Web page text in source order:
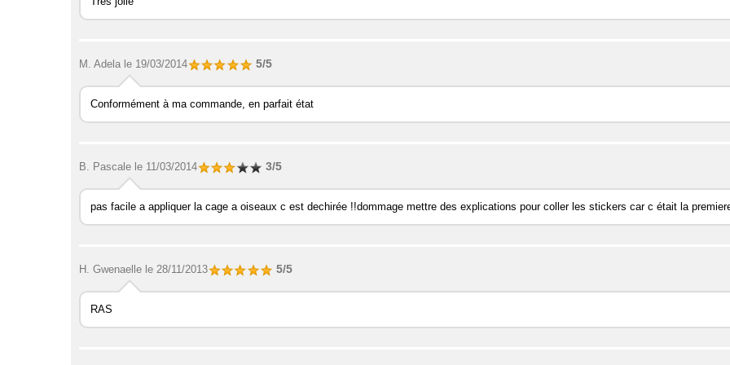
M. Adela le 19/03/2014 5/5
Conformément à ma commande, en parfait état
B. Pascale le 11/03/2014 3/5
pas facile a appliquer la cage a oiseaux c est dechirée !!dommage mettre des explications pour coller les stickers car c était la
H. Gwenaelle le 28/11/2013 5/5
RAS